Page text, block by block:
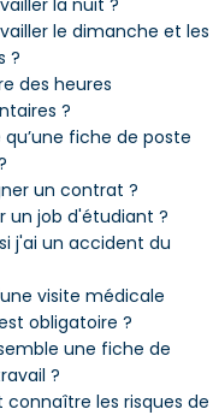
la nuit ?
le dimanche et les
?
des heures
?
qu’une fiche de poste
un contrat ?
un job d'étudiant ?
j'ai un accident du
visite médicale
obligatoire ?
une fiche de
?
les risques de